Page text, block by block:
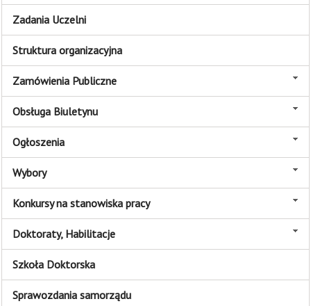
Zadania Uczelni
Struktura organizacyjna
Zamówienia Publiczne
Obsługa Biuletynu
Ogłoszenia
Wybory
Konkursy na stanowiska pracy
Doktoraty, Habilitacje
Szkoła Doktorska
Sprawozdania samorządu